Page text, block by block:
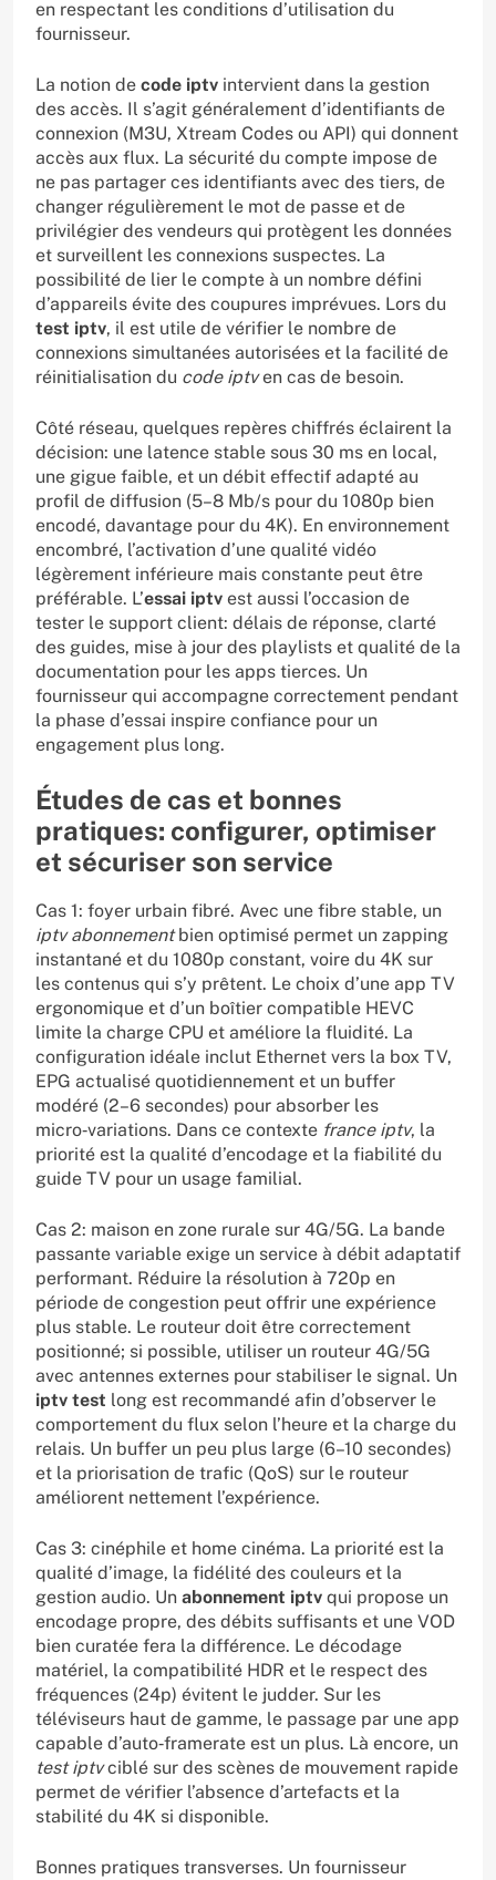
en respectant les conditions d’utilisation du
fournisseur.
La notion de code iptv intervient dans la gestion
des accès. Il s’agit généralement d’identifiants de
connexion (M3U, Xtream Codes ou API) qui donnent
accès aux flux. La sécurité du compte impose de
ne pas partager ces identifiants avec des tiers, de
changer régulièrement le mot de passe et de
privilégier des vendeurs qui protègent les données
et surveillent les connexions suspectes. La
possibilité de lier le compte à un nombre défini
d’appareils évite des coupures imprévues. Lors du
test iptv, il est utile de vérifier le nombre de
connexions simultanées autorisées et la facilité de
réinitialisation du code iptven cas de besoin.
Côté réseau, quelques repères chiffrés éclairent la
décision: une latence stable sous 30 ms en local,
une gigue faible, et un débit effectif adapté au
profil de diffusion (5–8 Mb/s pour du 1080p bien
encodé, davantage pour du 4K). En environnement
encombré, l’activation d’une qualité vidéo
légèrement inférieure mais constante peut être
préférable. L’essai iptv est aussi l’occasion de
tester le support client: délais de réponse, clarté
des guides, mise à jour des playlists et qualité de la
documentation pour les apps tierces. Un
fournisseur qui accompagne correctement pendant
la phase d’essai inspire confiance pour un
engagement plus long.
Études de cas et bonnes
pratiques: configurer, optimiser
et sécuriser son service
Cas 1: foyer urbain fibré. Avec une fibre stable, un
iptv abonnementbien optimisé permet un zapping
instantané et du 1080p constant, voire du 4K sur
les contenus qui s’y prêtent. Le choix d’une app TV
ergonomique et d’un boîtier compatible HEVC
limite la charge CPU et améliore la fluidité. La
configuration idéale inclut Ethernet vers la box TV,
EPG actualisé quotidiennement et un buffer
modéré (2–6 secondes) pour absorber les
micro‑variations. Dans ce contexte france iptv, la
priorité est la qualité d’encodage et la fiabilité du
guide TV pour un usage familial.
Cas 2: maison en zone rurale sur 4G/5G. La bande
passante variable exige un service à débit adaptatif
performant. Réduire la résolution à 720p en
période de congestion peut offrir une expérience
plus stable. Le routeur doit être correctement
positionné; si possible, utiliser un routeur 4G/5G
avec antennes externes pour stabiliser le signal. Un
iptv test long est recommandé afin d’observer le
comportement du flux selon l’heure et la charge du
relais. Un buffer un peu plus large (6–10 secondes)
et la priorisation de trafic (QoS) sur le routeur
améliorent nettement l’expérience.
Cas 3: cinéphile et home cinéma. La priorité est la
qualité d’image, la fidélité des couleurs et la
gestion audio. Un abonnement iptv qui propose un
encodage propre, des débits suffisants et une VOD
bien curatée fera la différence. Le décodage
matériel, la compatibilité HDR et le respect des
fréquences (24p) évitent le judder. Sur les
téléviseurs haut de gamme, le passage par une app
capable d’auto‑framerate est un plus. Là encore, un
test iptvciblé sur des scènes de mouvement rapide
permet de vérifier l’absence d’artefacts et la
stabilité du 4K si disponible.
Bonnes pratiques transverses. Un fournisseur